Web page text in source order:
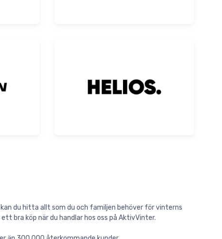
du hitta allt som du och familjen behöver för vinterns
bra köp när du handlar hos oss på AktivVinter.